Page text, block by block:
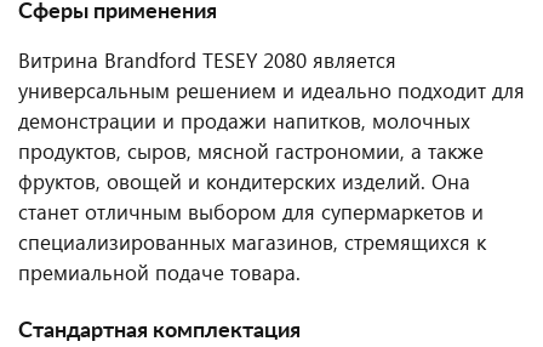
Сферы применения
Витрина Brandford TESEY 2080 является
универсальным решением и идеально подходит для
демонстрации и продажи напитков, молочных
продуктов, сыров, мясной гастрономии, а также
фруктов, овощей и кондитерских изделий. Она
станет отличным выбором для супермаркетов и
специализированных магазинов, стремящихся к
премиальной подаче товара.
Стандартная комплектация